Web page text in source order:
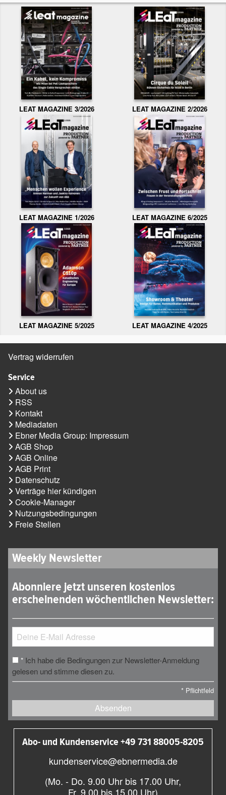
LEAT MAGAZINE 3/2026 LEAT MAGAZINE 2/2026
LEAT MAGAZINE 1/2026 LEAT MAGAZINE 6/2025
LEAT MAGAZINE 5/2025 LEAT MAGAZINE 4/2025
Vertrag widerrufen
Service
About us
RSS
Kontakt
Mediadaten
Ebner Media Group: Impressum
AGB Shop
AGB Online
AGB Print
Datenschutz
Verträge hier kündigen
Cookie-Manager
Nutzungsbedingungen
Freie Stellen
Weekly Newsletter
Abonniere jetzt unseren kostenlos
erscheinenden wöchentlichen Newsletter:
* Ich habe die Bedingungen zur Newsletter-Anmeldung
gelesen und stimme diesen zu.
* Pflichtfeld
Absenden
Abo- und Kundenservice +49 731 88005-8205
kundenservice@ebnermedia.de
(Mo. - Do. 9.00 Uhr bis 17.00 Uhr,
Fr. 9.00 bis 15.00 Uhr)